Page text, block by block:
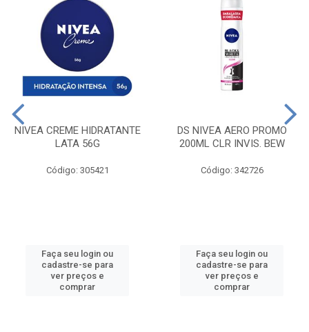
NIVEA CREME HIDRATANTE
LATA 56G
Código: 305421
Faça seu login ou
cadastre-se para
ver preços e
comprar
DS NIVEA AERO PROMO
200ML CLR INVIS. BEW
Código: 342726
Faça seu login ou
cadastre-se para
ver preços e
comprar